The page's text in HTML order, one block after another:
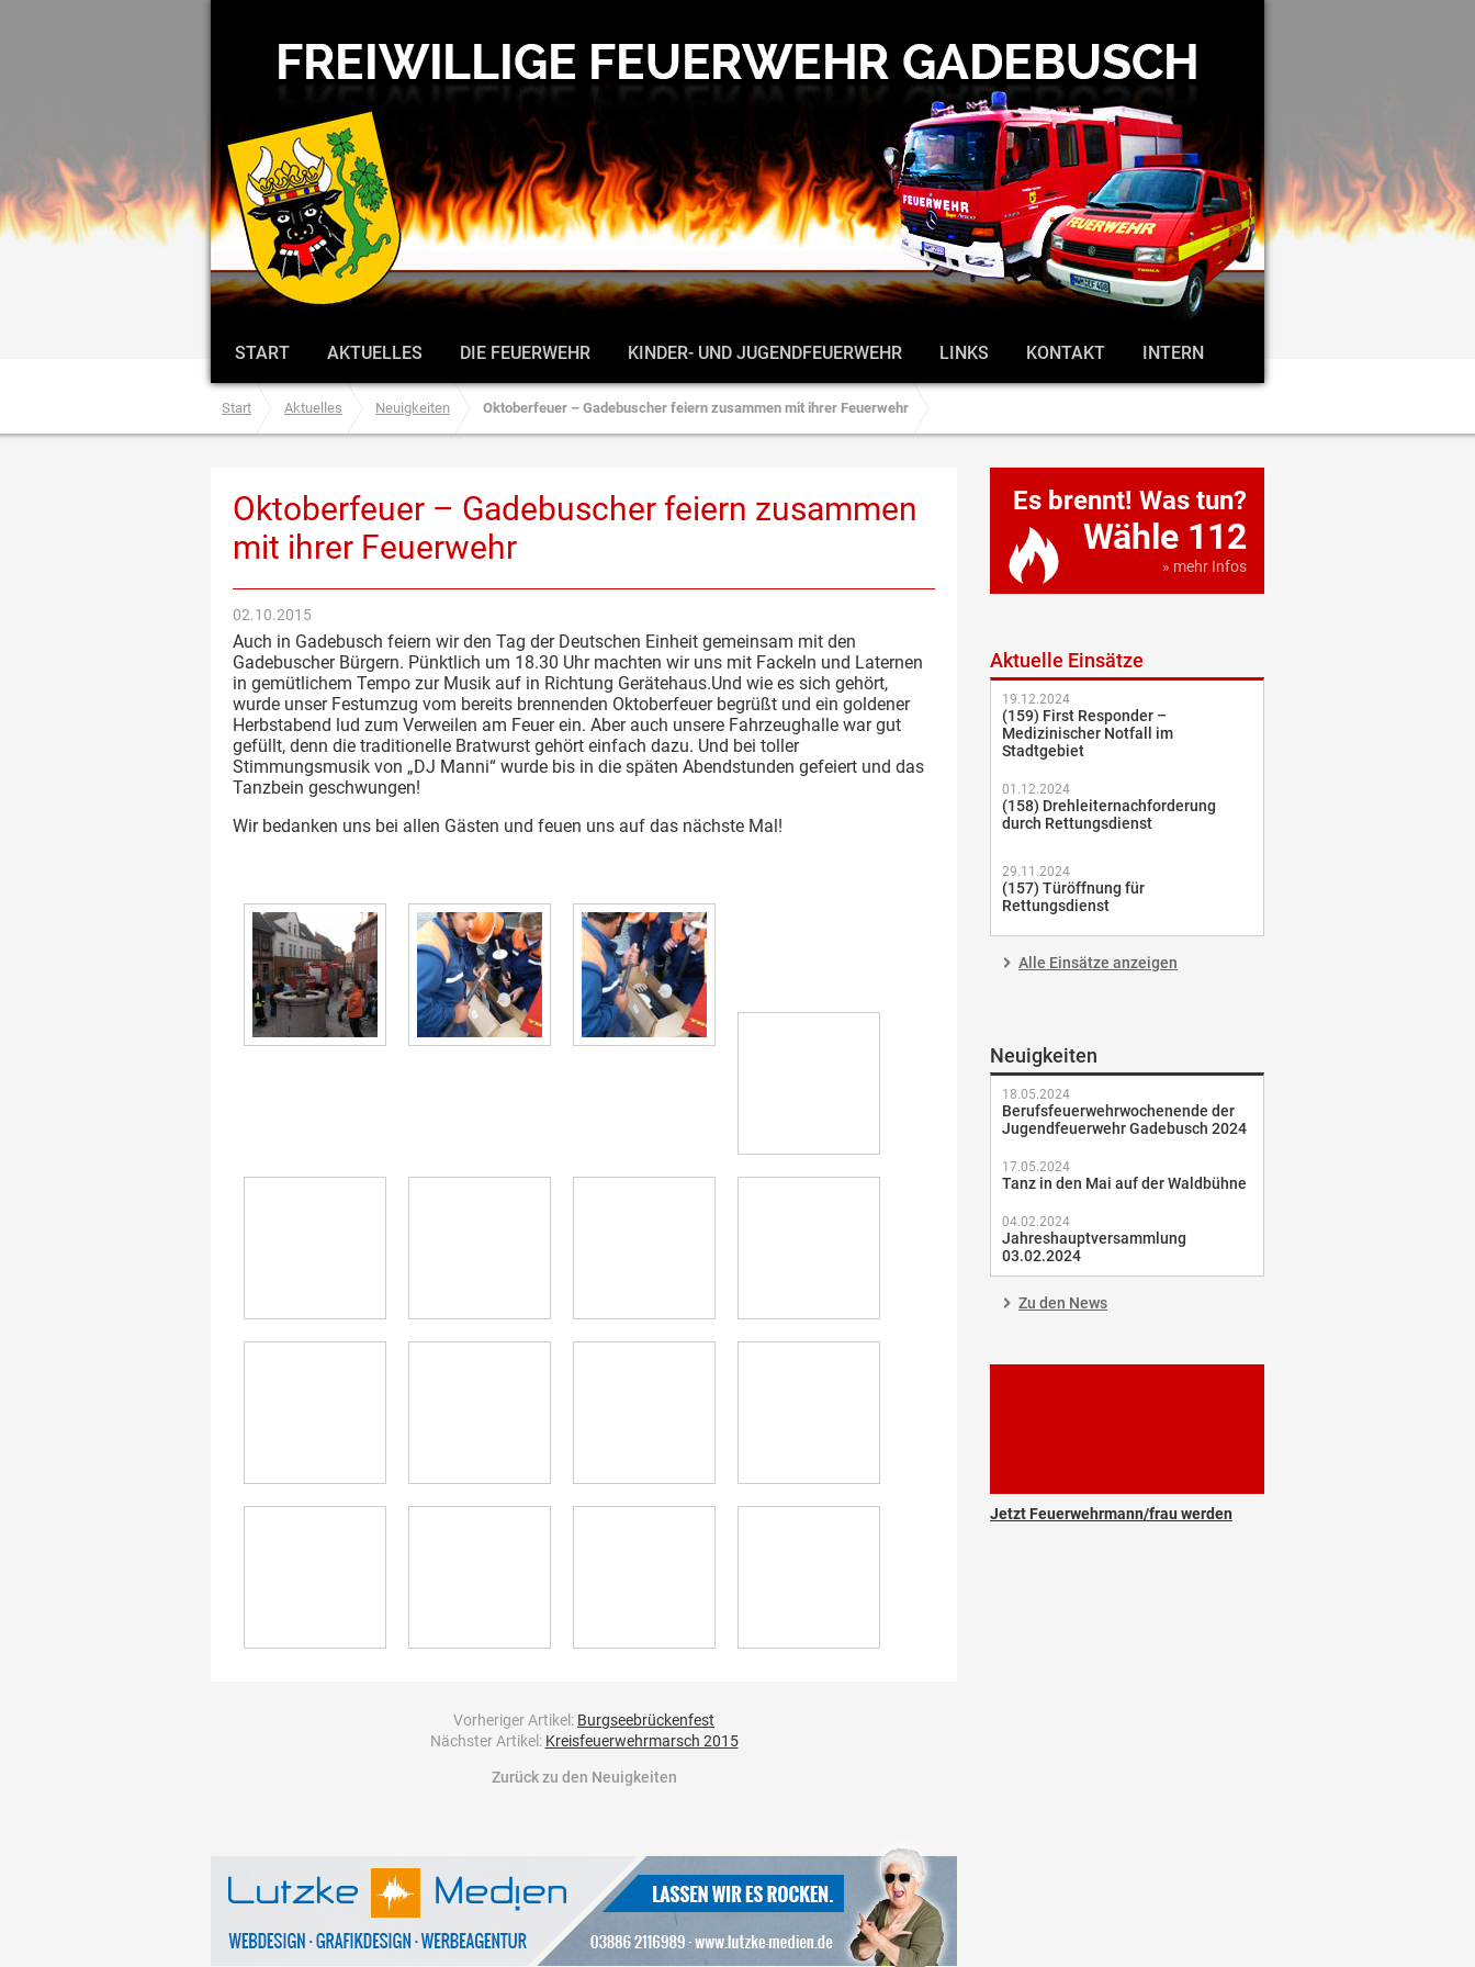
START AKTUELLES DIE FEUERWEHR KINDER- UND JUGENDFEUERWEHR LINKS KONTAKT INTERN
Start Aktuelles Neuigkeiten Oktoberfeuer – Gadebuscher feiern zusammen mit ihrer Feuerwehr
Oktoberfeuer – Gadebuscher feiern zusammen
mit ihrer Feuerwehr
02.10.2015
Auch in Gadebusch feiern wir den Tag der Deutschen Einheit gemeinsam mit den
Gadebuscher Bürgern. Pünktlich um 18.30 Uhr machten wir uns mit Fackeln und Laternen
in gemütlichem Tempo zur Musik auf in Richtung Gerätehaus.Und wie es sich gehört,
wurde unser Festumzug vom bereits brennenden Oktoberfeuer begrüßt und ein goldener
Herbstabend lud zum Verweilen am Feuer ein. Aber auch unsere Fahrzeughalle war gut
gefüllt, denn die traditionelle Bratwurst gehört einfach dazu. Und bei toller
Stimmungsmusik von „DJ Manni“ wurde bis in die späten Abendstunden gefeiert und das
Tanzbein geschwungen!
Wir bedanken uns bei allen Gästen und feuen uns auf das nächste Mal!
Vorheriger Artikel: Burgseebrückenfest
Nächster Artikel: Kreisfeuerwehrmarsch 2015
Zurück zu den Neuigkeiten
Es brennt! Was tun?
Wähle 112
» mehr Infos
Aktuelle Einsätze
19.12.2024
(159) First Responder –
Medizinischer Notfall im
Stadtgebiet
01.12.2024
(158) Drehleiternachforderung
durch Rettungsdienst
29.11.2024
(157) Türöffnung für
Rettungsdienst
Alle Einsätze anzeigen
Neuigkeiten
18.05.2024
Berufsfeuerwehrwochenende der
Jugendfeuerwehr Gadebusch 2024
17.05.2024
Tanz in den Mai auf der Waldbühne
04.02.2024
Jahreshauptversammlung
03.02.2024
Zu den News
Jetzt Feuerwehrmann/frau werden